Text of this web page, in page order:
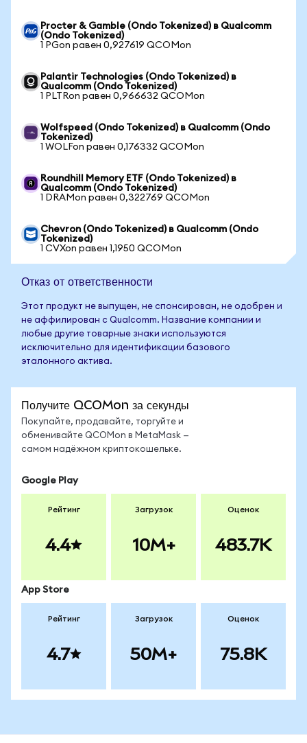
Procter & Gamble (Ondo Tokenized) в Qualcomm
(Ondo Tokenized)
1 PGon равен 0,927619 QCOMon
Palantir Technologies (Ondo Tokenized) в
Qualcomm (Ondo Tokenized)
1 PLTRon равен 0,966632 QCOMon
Wolfspeed (Ondo Tokenized) в Qualcomm (Ondo
Tokenized)
1 WOLFon равен 0,176332 QCOMon
Roundhill Memory ETF (Ondo Tokenized) в
Qualcomm (Ondo Tokenized)
1 DRAMon равен 0,322769 QCOMon
Chevron (Ondo Tokenized) в Qualcomm (Ondo
Tokenized)
1 CVXon равен 1,1950 QCOMon
Отказ от ответственности
Этот продукт не выпущен, не спонсирован, не одобрен и
не аффилирован с Qualcomm. Название компании и
любые другие товарные знаки используются
исключительно для идентификации базового
эталонного актива.
Получите QCOMon за секунды
Покупайте, продавайте, торгуйте и
обменивайте QCOMon в MetaMask —
самом надёжном криптокошельке.
Google Play
Рейтинг
4.4
Загрузок
10M+
Оценок
483.7K
App Store
Рейтинг
4.7
Загрузок
50M+
Оценок
75.8K